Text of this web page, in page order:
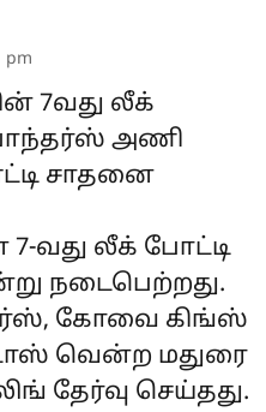
pm
7வது லீக்
அணி
சாதனை
வது லீக் போட்டி
நடைபெற்றது.
கோவை கிங்ஸ்
வென்ற மதுரை
தேர்வு செய்தது.